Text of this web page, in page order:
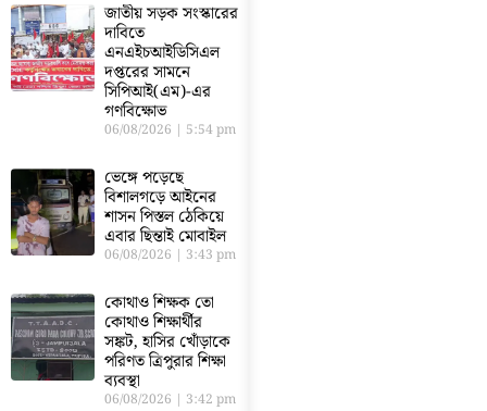
জাতীয় সড়ক সংস্কারের
দাবিতে
এনএইচআইডিসিএল
দপ্তরের সামনে
সিপিআই(এম)-এর
গণবিক্ষোভ
06/08/2026 5:54 pm
ভেঙ্গে পড়েছে
বিশালগড়ে আইনের
শাসন পিস্তল ঠেকিয়ে
এবার ছিন্তাই মোবাইল
06/08/2026 3:43 pm
কোথাও শিক্ষক তো
কোথাও শিক্ষার্থীর
সঙ্কট, হাসির খোঁড়াকে
পরিণত ত্রিপুরার শিক্ষা
ব্যবস্থা
06/08/2026 3:42 pm